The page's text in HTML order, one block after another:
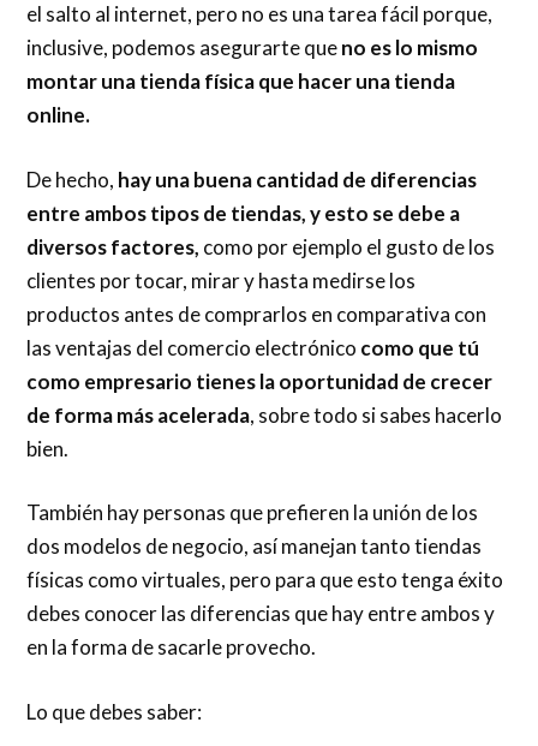
el salto al internet, pero no es una tarea fácil porque,
inclusive, podemos asegurarte queno es lo mismo
montar una tienda física que hacer una tienda
online.
De hecho, hay una buena cantidad de diferencias
entre ambos tipos de tiendas, y esto se debe a
diversos factores, como por ejemplo el gusto de los
clientes por tocar, mirar y hasta medirse los
productos antes de comprarlos en comparativa con
las ventajas del comercio electrónico como que tú
como empresario tienes la oportunidad de crecer
de forma más acelerada, sobre todo si sabes hacerlo
bien.
También hay personas que prefieren la unión de los
dos modelos de negocio, así manejan tanto tiendas
físicas como virtuales, pero para que esto tenga éxito
debes conocer las diferencias que hay entre ambos y
en la forma de sacarle provecho.
Lo que debes saber: